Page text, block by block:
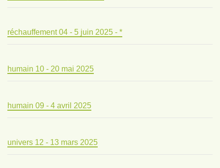
réchauffement 04 - 5 juin 2025 - *
humain 10 - 20 mai 2025
humain 09 - 4 avril 2025
univers 12 - 13 mars 2025